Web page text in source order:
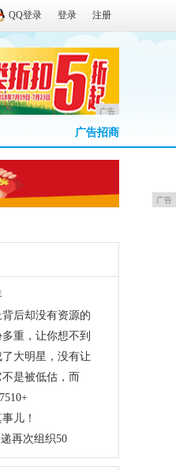
QQ登录 登录 注册
广告
广告招商
广告
后却没有资源的
重，让你想不到
大明星，没有让
是被低估，而
儿！
再次组织50